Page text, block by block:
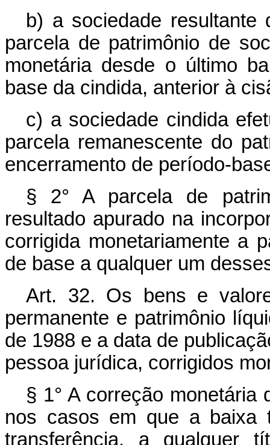
b) a sociedade
parcela de patrimônio de
monetária desde o último
base da cindida, anterior à
c) a sociedade cindida
parcela remanescente do
encerramento de período-
§ 2° A parcela de
resultado apurado na
corrigida monetariamente a
de base a qualquer um
Art. 32. Os bens e
permanente e patrimônio
de 1988 e a data de
pessoa jurídica, corrigidos
§ 1° A correção
nos casos em que a baixa
transferência, a qualquer